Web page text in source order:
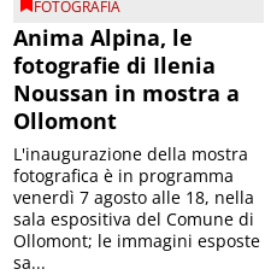
FOTOGRAFIA
Anima Alpina, le
fotografie di Ilenia
Noussan in mostra a
Ollomont
L'inaugurazione della mostra
fotografica è in programma
venerdì 7 agosto alle 18, nella
sala espositiva del Comune di
Ollomont; le immagini esposte
sa...